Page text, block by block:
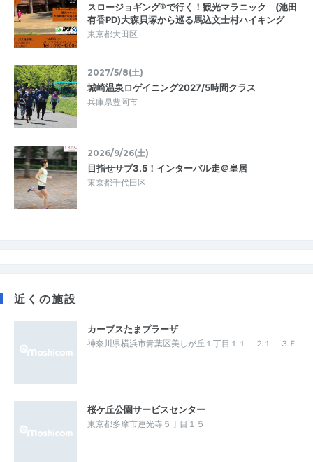
スロージョギング®で行く！観光マラニック (池田
有香PD)大森貝塚から巡る馬込文士村ハイキング
東京都大田区
2027/5/8(土)
城崎温泉ロゲイニング2027/5時間クラス
兵庫県豊岡市
2026/9/26(土)
目指せサブ3.5！インターバル走＠皇居
東京都千代田区
近くの施設
カーブスたまプラーザ
神奈川県横浜市青葉区美しが丘１丁目１１－２１－３Ｆ
桜ケ丘公園サービスセンター
東京都多摩市連光寺５丁目１５